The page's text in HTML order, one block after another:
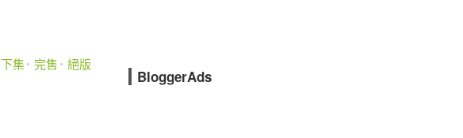
下集 完售 絕版
BloggerAds